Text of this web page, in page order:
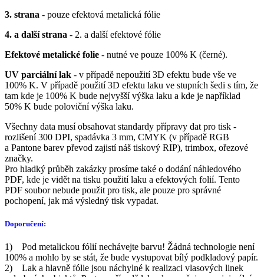
3. strana - pouze efektová metalická fólie
4. a další strana - 2. a další efektové fólie
Efektové metalické folie - nutné ve pouze 100% K (černé).
UV parciální lak - v případě nepoužití 3D efektu bude vše ve
100% K. V případě použití 3D efektu laku ve stupních šedi s tím, že
tam kde je 100% K bude nejvyšší výška laku a kde je například
50% K bude poloviční výška laku.
Všechny data musí obsahovat standardy přípravy dat pro tisk -
rozlišení 300 DPI, spadávka 3 mm, CMYK (v případě RGB
a Pantone barev převod zajistí náš tiskový RIP), trimbox, ořezové
značky.
Pro hladký průběh zakázky prosíme také o dodání náhledového
PDF, kde je vidět na tisku použití laku a efektových folií. Tento
PDF soubor nebude použit pro tisk, ale pouze pro správné
pochopení, jak má výsledný tisk vypadat.
Doporučení:
1) Pod metalickou fólií nechávejte barvu! Žádná technologie není
100% a mohlo by se stát, že bude vystupovat bílý podkladový papír.
2) Lak a hlavně fólie jsou náchylné k realizaci vlasových linek